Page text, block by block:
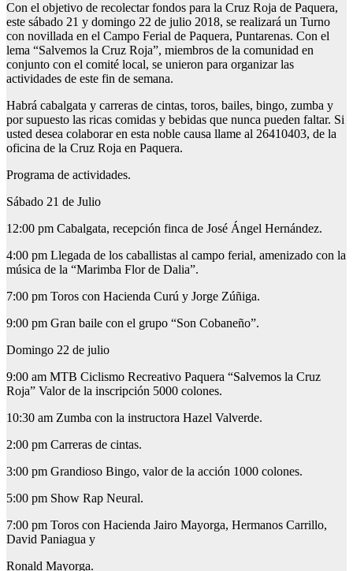
Con el objetivo de recolectar fondos para la Cruz Roja de Paquera,
este sábado 21 y domingo 22 de julio 2018, se realizará un Turno
con novillada en el Campo Ferial de Paquera, Puntarenas. Con el
lema “Salvemos la Cruz Roja”, miembros de la comunidad en
conjunto con el comité local, se unieron para organizar las
actividades de este fin de semana.
Habrá cabalgata y carreras de cintas, toros, bailes, bingo, zumba y
por supuesto las ricas comidas y bebidas que nunca pueden faltar. Si
usted desea colaborar en esta noble causa llame al 26410403, de la
oficina de la Cruz Roja en Paquera.
Programa de actividades.
Sábado 21 de Julio
12:00 pm Cabalgata, recepción finca de José Ángel Hernández.
4:00 pm Llegada de los caballistas al campo ferial, amenizado con la
música de la “Marimba Flor de Dalia”.
7:00 pm Toros con Hacienda Curú y Jorge Zúñiga.
9:00 pm Gran baile con el grupo “Son Cobaneño”.
Domingo 22 de julio
9:00 am MTB Ciclismo Recreativo Paquera “Salvemos la Cruz
Roja” Valor de la inscripción 5000 colones.
10:30 am Zumba con la instructora Hazel Valverde.
2:00 pm Carreras de cintas.
3:00 pm Grandioso Bingo, valor de la acción 1000 colones.
5:00 pm Show Rap Neural.
7:00 pm Toros con Hacienda Jairo Mayorga, Hermanos Carrillo,
David Paniagua y
Ronald Mayorga.